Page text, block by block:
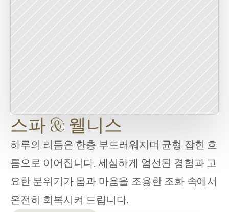
스파 & 웰니스
하루의 리듬은 한층 부드러워지며 균형 잡힌 흐
름으로 이어집니다. 세심하게 엄선된 경험과 고
요한 분위기가 몸과 마음을 조용한 조화 속에서
온전히 회복시켜 드립니다.